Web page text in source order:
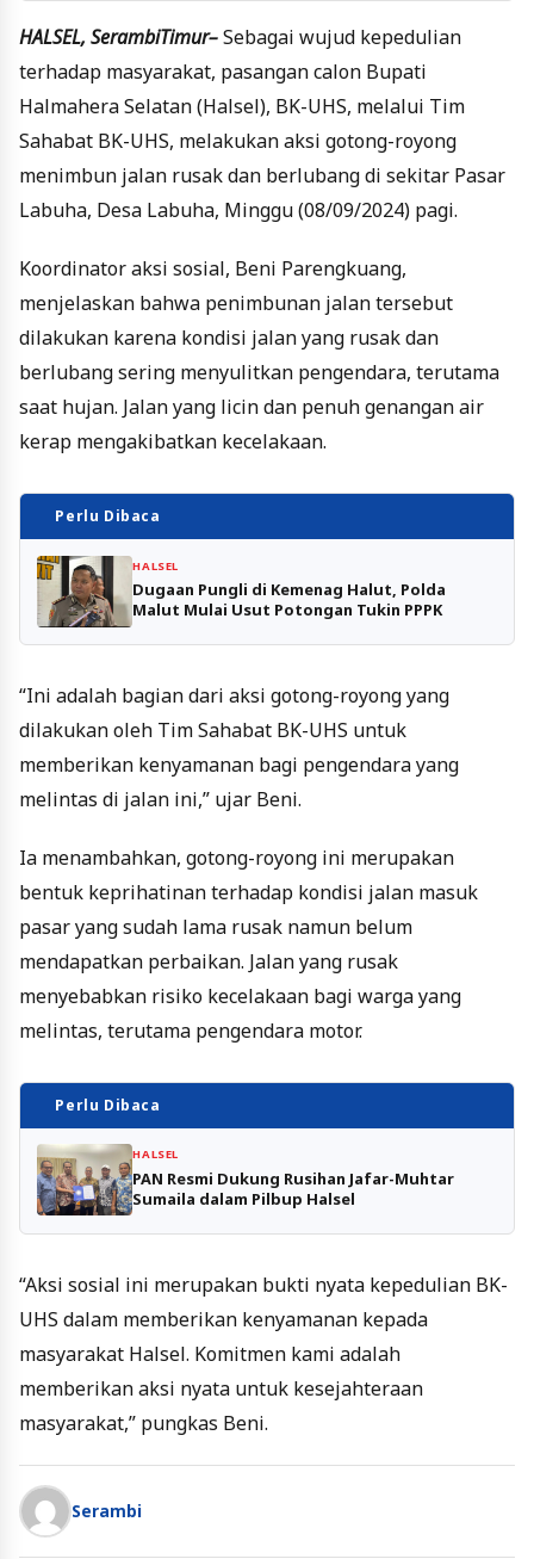
HALSEL, SerambiTimur–Sebagai wujud kepedulian
terhadap masyarakat, pasangan calon Bupati
Halmahera Selatan (Halsel), BK-UHS, melalui Tim
Sahabat BK-UHS, melakukan aksi gotong-royong
menimbun jalan rusak dan berlubang di sekitar Pasar
Labuha, Desa Labuha, Minggu (08/09/2024) pagi.
Koordinator aksi sosial, Beni Parengkuang,
menjelaskan bahwa penimbunan jalan tersebut
dilakukan karena kondisi jalan yang rusak dan
berlubang sering menyulitkan pengendara, terutama
saat hujan. Jalan yang licin dan penuh genangan air
kerap mengakibatkan kecelakaan.
Perlu Dibaca
HALSEL
Dugaan Pungli di Kemenag Halut, Polda
Malut Mulai Usut Potongan Tukin PPPK
“Ini adalah bagian dari aksi gotong-royong yang
dilakukan oleh Tim Sahabat BK-UHS untuk
memberikan kenyamanan bagi pengendara yang
melintas di jalan ini,” ujar Beni.
Ia menambahkan, gotong-royong ini merupakan
bentuk keprihatinan terhadap kondisi jalan masuk
pasar yang sudah lama rusak namun belum
mendapatkan perbaikan. Jalan yang rusak
menyebabkan risiko kecelakaan bagi warga yang
melintas, terutama pengendara motor.
Perlu Dibaca
HALSEL
PAN Resmi Dukung Rusihan Jafar-Muhtar
Sumaila dalam Pilbup Halsel
“Aksi sosial ini merupakan bukti nyata kepedulian BK-
UHS dalam memberikan kenyamanan kepada
masyarakat Halsel. Komitmen kami adalah
memberikan aksi nyata untuk kesejahteraan
masyarakat,” pungkas Beni.
Serambi